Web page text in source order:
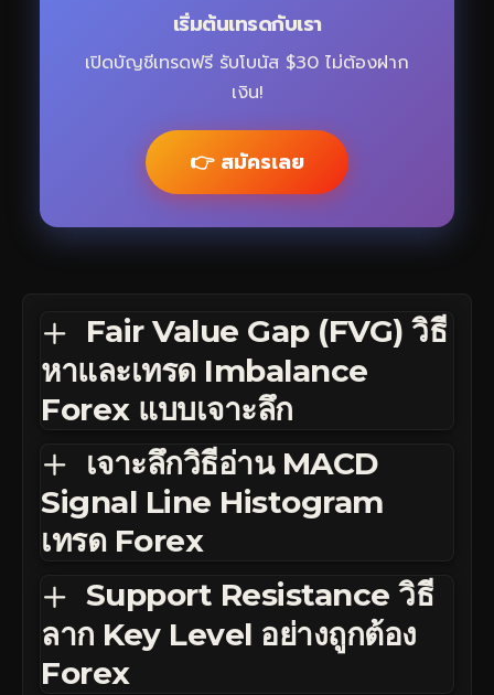
เริ่มต้นเทรดกับเรา
เปิดบัญชีเทรดฟรี รับโบนัส $30 ไม่ต้องฝาก
เงิน!
👉 สมัครเลย
Fair Value Gap (FVG) วิธี
หาและเทรด Imbalance
Forex แบบเจาะลึก
เจาะลึกวิธีอ่าน MACD
Signal Line Histogram
เทรด Forex
Support Resistance วิธี
ลาก Key Level อย่างถูกต้อง
Forex